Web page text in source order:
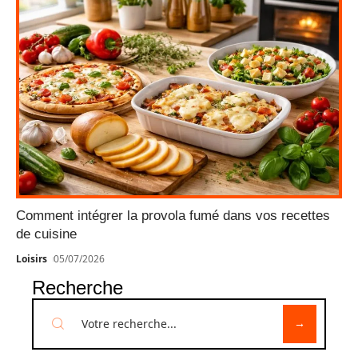
Comment intégrer la provola fumé dans vos recettes
de cuisine
Loisirs 05/07/2026
Recherche